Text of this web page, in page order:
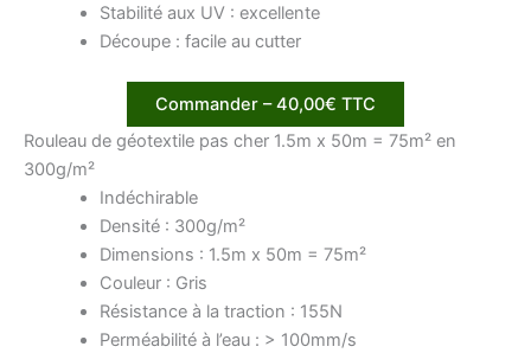
Stabilité aux UV : excellente
Découpe : facile au cutter
Commander – 40,00€ TTC
Rouleau de géotextile pas cher 1.5m x 50m = 75m² en
300g/m²
Indéchirable
Densité : 300g/m²
Dimensions : 1.5m x 50m = 75m²
Couleur : Gris
Résistance à la traction : 155N
Perméabilité à l’eau : > 100mm/s